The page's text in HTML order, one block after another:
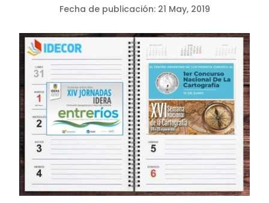
Fecha de publicación: 21 May, 2019